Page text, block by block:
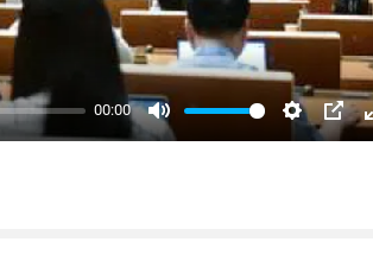
00:00
Mute Settings
PIP